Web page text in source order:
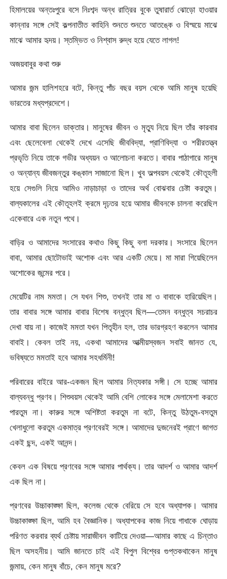
হিমালয়ের অন্তঃপুরে বসে নিঃশব্দ অন্ধ রাত্রির বুকে তুষারার্ত ঝোড়ো হাওয়ার
কান্নার সঙ্গে সেই কল্পনাতীত কাহিনি শুনতে শুনতে আতঙ্কে ও বিস্ময়ে মাঝে
মাঝে আমার হৃদয়। স্তম্ভিত ও নিশ্বাস রুদ্ধ হয়ে যেতে লাগল!
অজয়বাবুর কথা শুরু
আমার জন্ম হালিশহরে বটে, কিন্তু পাঁচ বছর বয়স থেকে আমি মানুষ হয়েছি
ভারতের মধ্যপ্রদেশে।
আমার বাবা ছিলেন ডাক্তার। মানুষের জীবন ও মৃত্যু নিয়ে ছিল তাঁর কারবার
এবং ছেলেবেলা থেকেই দেখে এসেছি জীববিদ্যা, প্রাণিবিদ্যা ও শরীরতত্ত্ব
প্রভৃতি নিয়ে তাকে গভীর অধ্যয়ন ও আলোচনা করতে। বাবার পাঠাগারে মানুষ
ও অন্যান্য জীবজন্তুর কঙ্কাল সাজানো ছিল। খুব অল্পবয়স থেকেই কৌতূহলী
হয়ে সেগুলি নিয়ে আমিও নাড়াচাড়া ও তাদের অর্থ বোঝবার চেষ্টা করতুম।
বাল্যকালের এই কৌতূহলই ক্রমে দৃঢ়তর হয়ে আমার জীবনকে চালনা করেছিল
একেবারে এক নতুন পথে।
বাড়ির ও আমাদের সংসারের কথাও কিছু কিছু বলা দরকার। সংসারে ছিলেন
বাবা, আমার ছোটোভাই অশোক এবং আর একটি মেয়ে। মা মারা গিয়েছিলেন
অশোকের জন্মের পরে।
মেয়েটির নাম মমতা। সে যখন শিশু, তখনই তার মা ও বাবাকে হারিয়েছিল।
তার বাবার সঙ্গে আমার বাবার বিশেষ বন্ধুত্ব ছিল—তেমন বন্ধুত্ব সচরাচর
দেখা যায় না। কাজেই মমতা যখন পিতৃহীন হল, তার ভারগ্রহণ করলেন আমার
বাবাই। কেবল তাই নয়, একথা আমাদের আত্মীয়স্বজন সবাই জানত যে,
ভবিষ্যতে মমতাই হবে আমার সহধর্মিনী!
পরিবারের বাইরে আর-একজন ছিল আমার নিত্যকার সঙ্গী। সে হচ্ছে আমার
বাল্যবন্ধু প্রণব। শিশুবয়স থেকেই আমি বেশি লোকের সঙ্গে মেলামেশা করতে
পারতুম না। কারুর সঙ্গে অশিষ্টতা করতুম না বটে, কিন্তু উঠতুম-বসতুম
খেলাধুলো করতুম একমাত্র প্রণবেরই সঙ্গে। আমাদের দুজনেরই প্রাণে জাগত
একই ছন্দ, একই আনন্দ।
কেবল এক বিষয়ে প্রণবের সঙ্গে আমার পার্থক্য। তার আদর্শ ও আমার আদর্শ
এক ছিল না।
প্রণবের উচ্চাকাঙ্ক্ষা ছিল, কলেজ থেকে বেরিয়ে সে হবে অধ্যাপক। আমার
উচ্চাকাঙ্ক্ষা ছিল, আমি হব বৈজ্ঞানিক। অধ্যাপকের কাজ নিয়ে গাধাকে ঘোড়ায়
পরিণত করবার ব্যর্থ চেষ্টায় সারাজীবন কাটিয়ে দেওয়া—আমার কাছে এ চিন্তাও
ছিল অসহনীয়। আমি জানতে চাই এই বিপুল বিশ্বের গুপ্তকথাকেন মানুষ
জন্মায়, কেন মানুষ বাঁচে, কেন মানুষ মরে?